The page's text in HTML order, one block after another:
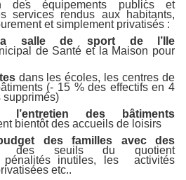
des équipements publics et
services rendus aux habitants,
et simplement privatisés :
salle de sport de l’Ile
de Santé et la Maison pour
dans les écoles, les centres de
(- 15 % des effectifs en 4
supprimés)
des bâtiments
bientôt des accueils de loisirs
des familles avec des
des seuils du quotient
pénalités inutiles, les activités
etc..